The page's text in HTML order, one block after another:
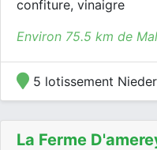
confiture, vinaigre
Environ 75.5 km de
5 lotissement
La Ferme